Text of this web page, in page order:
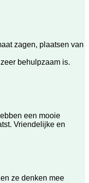
zagen, plaatsen van
behulpzaam is.
een mooie
Vriendelijke en
ze denken mee